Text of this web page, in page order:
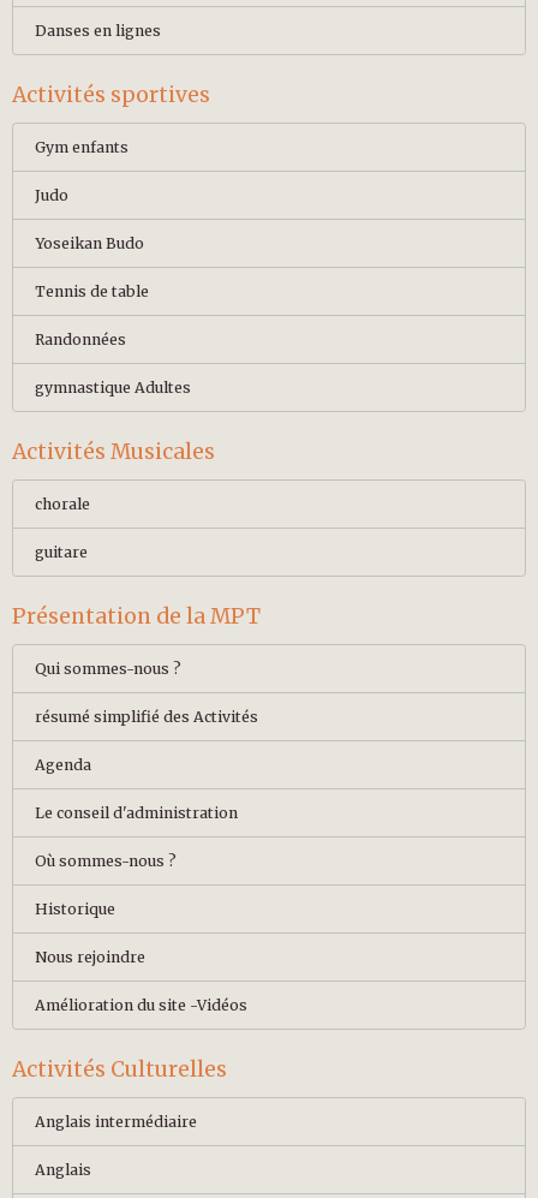
Danses en lignes
Activités sportives
Gym enfants
Judo
Yoseikan Budo
Tennis de table
Randonnées
gymnastique Adultes
Activités Musicales
chorale
guitare
Présentation de la MPT
Qui sommes-nous ?
résumé simplifié des Activités
Agenda
Le conseil d'administration
Où sommes-nous ?
Historique
Nous rejoindre
Amélioration du site -Vidéos
Activités Culturelles
Anglais intermédiaire
Anglais